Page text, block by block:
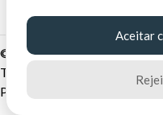
© Fortaleza Digital ||
Tecnologia e Inovação de
Praia de Iracema - Fortaleza-
Aceitar